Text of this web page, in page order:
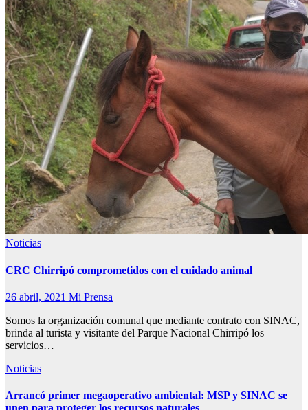
Noticias
CRC Chirripó comprometidos con el cuidado animal
26 abril, 2021 Mi Prensa
Somos la organización comunal que mediante contrato con SINAC,
brinda al turista y visitante del Parque Nacional Chirripó los
servicios…
Noticias
Arrancó primer megaoperativo ambiental: MSP y SINAC se